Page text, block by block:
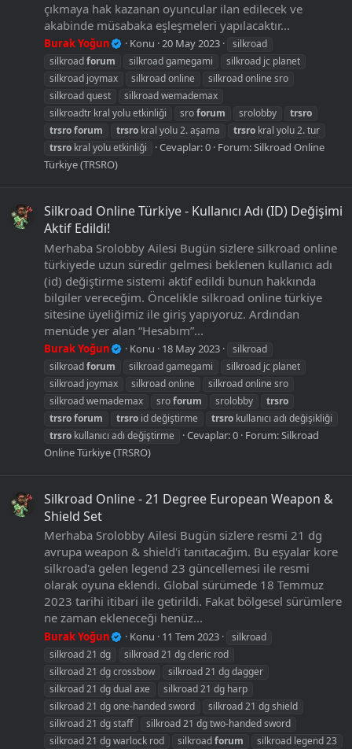
çıkmaya hak kazanan oyuncular ilan edilecek ve
akabinde müsabaka eşleşmeleri yapılacaktır...
Burak Yoğun Konu 20 May 2023
silkroad
silkroadforum silkroad gamegami
silkroad jc planet
silkroad joymax
silkroad online
silkroad online sro
silkroad quest
silkroad wemademax
silkroadtr kral yolu etkinliği
sroforum srolobby
trsro
trsroforum trsro kral yolu 2. aşama trsro kral yolu 2. tur
trsro kral yolu etkinliği Cevaplar: 0 Forum:Silkroad Online
Türkiye (TRSRO)
Silkroad Online Türkiye - Kullanıcı Adı (ID) Değişimi
Aktif Edildi!
Merhaba Srolobby Ailesi Bugün sizlere silkroad online
türkiyede uzun süredir gelmesi beklenen kullanıcı adı
(id) değiştirme sistemi aktif edildi bunun hakkında
bilgiler vereceğim. Öncelikle silkroad online türkiye
sitesine üyeliğimiz ile giriş yapıyoruz. Ardından
menüde yer alan “Hesabım”...
Burak Yoğun Konu 18 May 2023
silkroad
silkroadforum silkroad gamegami
silkroad jc planet
silkroad joymax
silkroad online
silkroad online sro
silkroad wemademax
sroforum srolobby
trsro
trsroforum trsro id değiştirme trsro kullanıcı adı değişikliği
trsro kullanıcı adı değiştirme Cevaplar: 0 Forum:Silkroad
Online Türkiye (TRSRO)
Silkroad Online - 21 Degree European Weapon &
Shield Set
Merhaba Srolobby Ailesi Bugün sizlere resmi 21 dg
avrupa weapon & shield'i tanıtacağım. Bu eşyalar kore
silkroad'a gelen legend 23 güncellemesi ile resmi
olarak oyuna eklendi. Global sürümede 18 Temmuz
2023 tarihi itibari ile getirildi. Fakat bölgesel sürümlere
ne zaman ekleneceği henüz...
Burak Yoğun Konu 11 Tem 2023
silkroad
silkroad 21 dg
silkroad 21 dg cleric rod
silkroad 21 dg crossbow
silkroad 21 dg dagger
silkroad 21 dg dual axe
silkroad 21 dg harp
silkroad 21 dg one-handed sword
silkroad 21 dg shield
silkroad 21 dg staff
silkroad 21 dg two-handed sword
silkroad 21 dg warlock rod
silkroadforum silkroad legend 23